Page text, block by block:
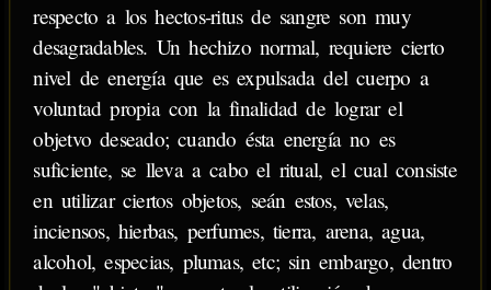
respecto a los hectos-ritus de sangre son muy
desagradables. Un hechizo normal, requiere cierto
nivel de energía que es expulsada del cuerpo a
voluntad propia con la finalidad de lograr el
objetvo deseado; cuando ésta energía no es
suficiente, se lleva a cabo el ritual, el cual consiste
en utilizar ciertos objetos, seán estos, velas,
inciensos, hierbas, perfumes, tierra, arena, agua,
alcohol, especias, plumas, etc; sin embargo, dentro